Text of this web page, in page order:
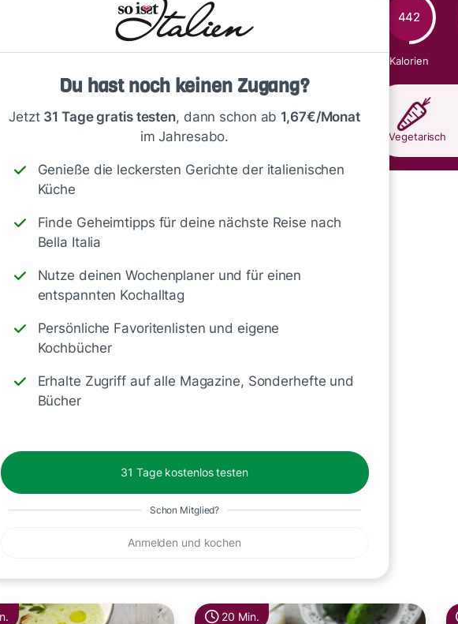
Du hast noch keinen Zugang?
Jetzt 31 Tage gratis testen, dann schon ab 1,67€/Monat
im Jahresabo.
Genieße die leckersten Gerichte der italienischen
Küche
Finde Geheimtipps für deine nächste Reise nach
Bella Italia
Nutze deinen Wochenplaner und für einen
entspannten Kochalltag
Persönliche Favoritenlisten und eigene
Kochbücher
Erhalte Zugriff auf alle Magazine, Sonderhefte und
Bücher
31 Tage kostenlos testen
Schon Mitglied?
Anmelden und kochen
442
Kalorien
Vegetarisch
20 Min.